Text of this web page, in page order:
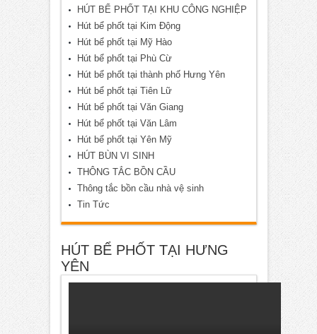
HÚT BỂ PHỐT TẠI KHU CÔNG NGHIỆP
Hút bể phốt tại Kim Động
Hút bể phốt tại Mỹ Hào
Hút bể phốt tại Phù Cừ
Hút bể phốt tại thành phố Hưng Yên
Hút bể phốt tại Tiên Lữ
Hút bể phốt tại Văn Giang
Hút bể phốt tại Văn Lâm
Hút bể phốt tại Yên Mỹ
HÚT BÙN VI SINH
THÔNG TẮC BỒN CẦU
Thông tắc bồn cầu nhà vệ sinh
Tin Tức
HÚT BỂ PHỐT TẠI HƯNG
YÊN